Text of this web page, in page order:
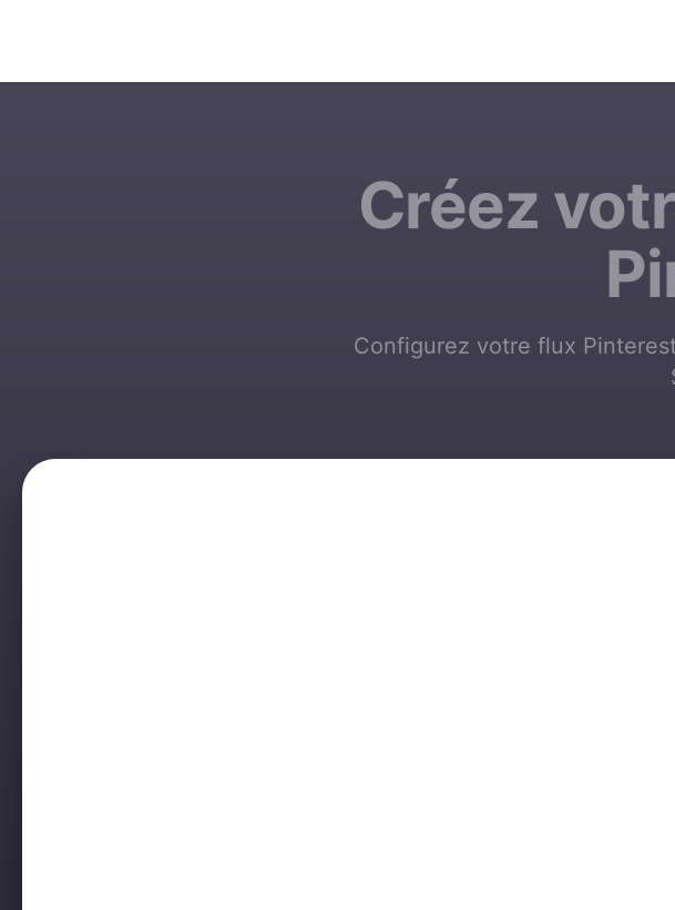
Créez
Configurez votre flux